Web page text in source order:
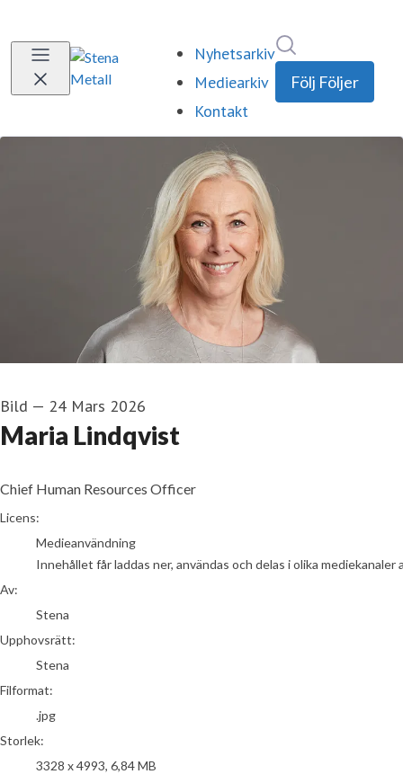
Nyhetsarkiv
Mediearkiv
Kontakt
Följ Följer
Bild — 24 Mars 2026
Maria Lindqvist
Chief Human Resources Officer
Stena
Licens:
Medieanvändning
Innehållet får laddas ner, användas och delas i olika
Av:
Stena
Upphovsrätt:
Stena
Filformat:
.jpg
Storlek:
3328 x 4993, 6,84 MB